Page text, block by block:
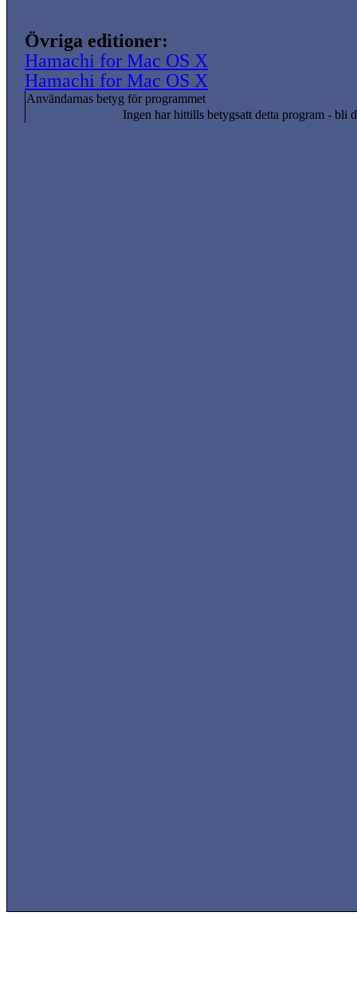
Övriga editioner:
Hamachi for Mac OS X
Hamachi for Mac OS X
Användarnas betyg för programmet
Ingen har hittills betygsatt detta program - bli